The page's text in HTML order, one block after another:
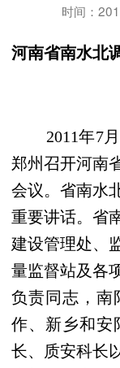
时间：
河南省南水北
2011年7月
郑州召开河南
会议。省南水
重要讲话。省
建设管理处、
量监督站及各
负责同志，南
作、新乡和安
长、质安科长